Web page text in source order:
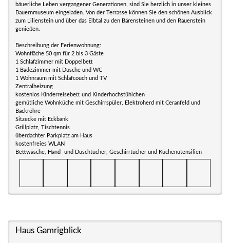
bäuerliche Leben vergangener Generationen, sind Sie herzlich in unser kleines
Bauernmuseum eingeladen. Von der Terrasse können Sie den schönen Ausblick
zum Lilienstein und über das Elbtal zu den Bärensteinen und den Rauenstein
genießen.
Beschreibung der Ferienwohnung:
Wohnfläche 50 qm für 2 bis 3 Gäste
1 Schlafzimmer mit Doppelbett
1 Badezimmer mit Dusche und WC
1 Wohnraum mit Schlafcouch und TV
Zentralheizung
kostenlos Kinderreisebett und Kinderhochstühlchen
gemütliche Wohnküche mit Geschirrspüler, Elektroherd mit Ceranfeld und
Backröhre
Sitzecke mit Eckbank
Grillplatz, Tischtennis
überdachter Parkplatz am Haus
kostenfreies WLAN
Bettwäsche, Hand- und Duschtücher, Geschirrtücher und Küchenutensilien
Haus Gamrigblick